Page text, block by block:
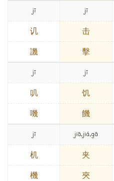
jī
讥
譏
jī
击
擊
jī
叽
嘰
jī
饥
饑
jī
机
機
jiā,jiá,gā
夹
夾